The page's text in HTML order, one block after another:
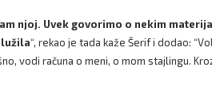
njoj. Uvek govorimo o nekim
“, rekao je tada kaže Šerif i dodao:
vodi računa o meni, o mom stajlingu.